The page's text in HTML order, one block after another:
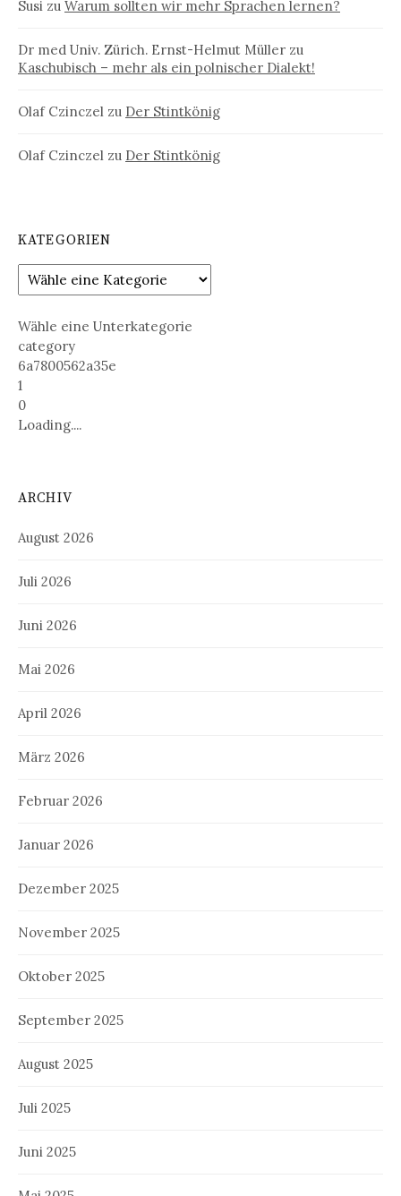
Susi zu Warum sollten wir mehr Sprachen lernen?
Dr med Univ. Zürich. Ernst-Helmut Müller zu
Kaschubisch – mehr als ein polnischer Dialekt!
Olaf Czinczel zu Der Stintkönig
Olaf Czinczel zu Der Stintkönig
KATEGORIEN
Wähle eine Unterkategorie
category
6a7800562a35e
1
0
Loading....
ARCHIV
August 2026
Juli 2026
Juni 2026
Mai 2026
April 2026
März 2026
Februar 2026
Januar 2026
Dezember 2025
November 2025
Oktober 2025
September 2025
August 2025
Juli 2025
Juni 2025